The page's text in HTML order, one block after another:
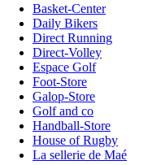
Basket-Center
Daily Bikers
Direct Running
Direct-Volley
Espace Golf
Foot-Store
Galop-Store
Golf and co
Handball-Store
House of Rugby
La sellerie de Maé